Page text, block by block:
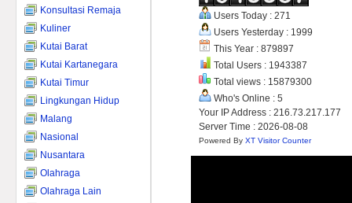
Konsultasi Remaja
Kuliner
Kutai Barat
Kutai Kartanegara
Kutai Timur
Lingkungan Hidup
Malang
Nasional
Nusantara
Olahraga
Olahraga Lain
Users Today : 271
Users Yesterday : 1999
This Year : 879897
Total Users : 1943387
Total views : 15879300
Who's Online : 5
Your IP Address : 216.73.217.177
Server Time : 2026-08-08
Powered By XT Visitor Counter